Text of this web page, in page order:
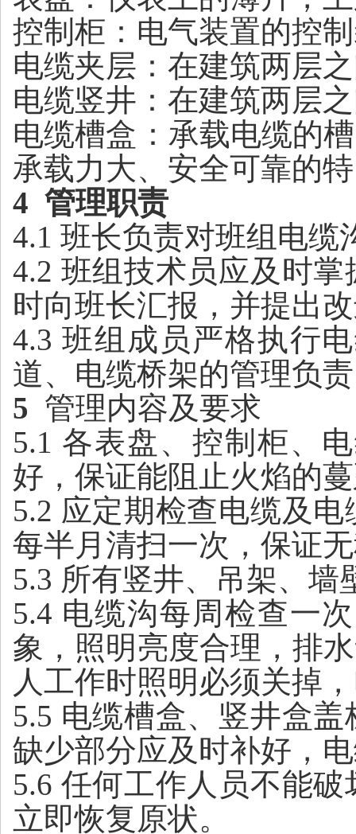
控制柜：电气装置的控
电缆夹层：在建筑两层
电缆竖井：在建筑两层
电缆槽盒 ：承载电缆的
承载力大、安全可靠的
4 管理职责
4.1 班长负责对班组 电缆
4.2 班组技术员应及时
时向班长汇报，并提出
4.3 班组成员严格执行
道、电缆桥架的管理负
5 管理内容及要求
5.1 各表盘、控制柜、
好，保证能阻止火焰的
5.2 应定期检查电缆及
每半月清扫一次，保证
5.3 所有竖井、吊架、
5.4 电缆沟每周检查一
象，照明亮度合理，排
人工作时照明必须关掉
5.5 电缆槽盒、竖井盒
缺少部分应及时补好，
5.6 任何工作人员不能
立即恢复原状。